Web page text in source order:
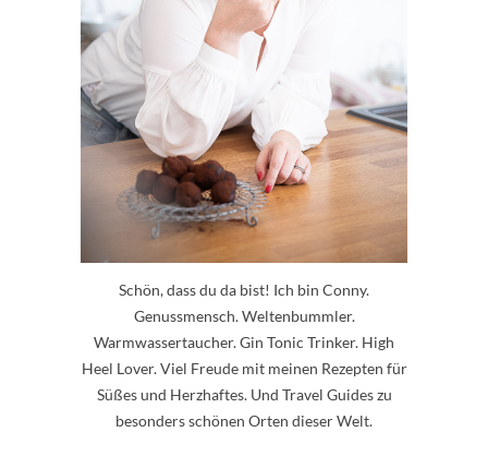
Schön, dass du da bist! Ich bin Conny.
Genussmensch. Weltenbummler.
Warmwassertaucher. Gin Tonic Trinker. High
Heel Lover. Viel Freude mit meinen Rezepten für
Süßes und Herzhaftes. Und Travel Guides zu
besonders schönen Orten dieser Welt.